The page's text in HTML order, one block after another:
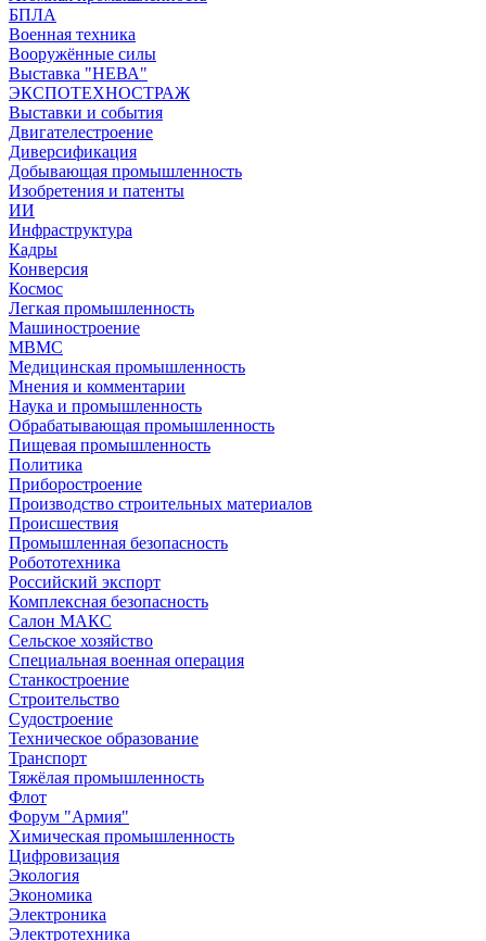
БПЛА
Военная техника
Вооружённые силы
Выставка "НЕВА"
ЭКСПОТЕХНОСТРАЖ
Выставки и события
Двигателестроение
Диверсификация
Добывающая промышленность
Изобретения и патенты
ИИ
Инфраструктура
Кадры
Конверсия
Космос
Легкая промышленность
Машиностроение
МВМС
Медицинская промышленность
Мнения и комментарии
Наука и промышленность
Обрабатывающая промышленность
Пищевая промышленность
Политика
Приборостроение
Производство строительных материалов
Происшествия
Промышленная безопасность
Робототехника
Российский экспорт
Комплексная безопасность
Салон МАКС
Сельское хозяйство
Специальная военная операция
Станкостроение
Строительство
Судостроение
Техническое образование
Транспорт
Тяжёлая промышленность
Флот
Форум "Армия"
Химическая промышленность
Цифровизация
Экология
Экономика
Электроника
Электротехника